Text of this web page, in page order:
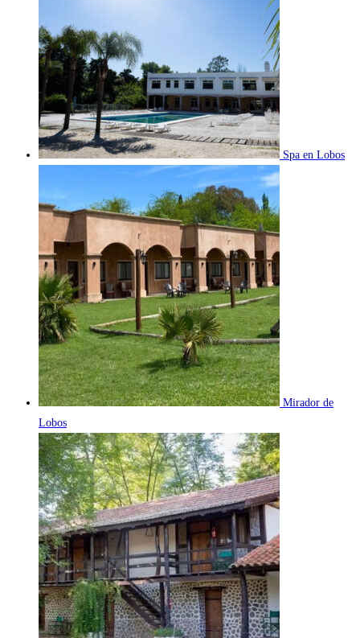
Spa en Lobos
Mirador de
Lobos